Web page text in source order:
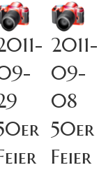
2011-
09-
08
50er
Feier